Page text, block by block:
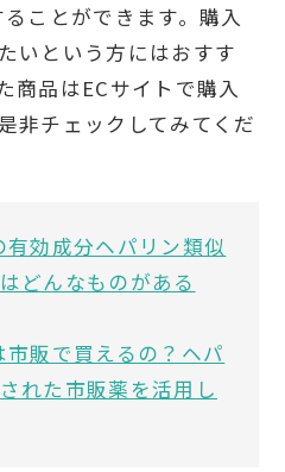
ことができます。購入
いという方にはおすす
商品はECサイトで購入
非チェックしてみてくだ
有効成分ヘパリン類似
どんなものがある
市販で買えるの？ヘパ
れた市販薬を活用し